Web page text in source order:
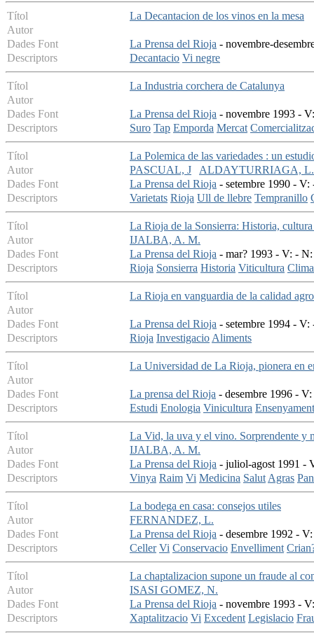
Títol
La Decantacion de los vinos en la mesa
Autor
Dades Font
La Prensa del Rioja - novembre-
Descriptors
Decantacio Vi negre
Títol
La Industria corchera de Catalunya
Autor
Dades Font
La Prensa del Rioja - novembre 1993 -
Descriptors
Suro Tap Emporda Mercat
Títol
La Polemica de las variedades : un
Autor
PASCUAL, J
ALDAYTURRIAGA, L.
Dades Font
La Prensa del Rioja - setembre 1990 -
Descriptors
Varietats Rioja Ull de llebre Tempranillo
Títol
La Rioja de la Sonsierra: Historia,
Autor
IJALBA, A. M.
Dades Font
La Prensa del Rioja - mar? 1993 - V: -
Descriptors
Rioja Sonsierra Historia Viticultura Clima
Títol
La Rioja en vanguardia de la calidad
Autor
Dades Font
La Prensa del Rioja - setembre 1994 -
Descriptors
Rioja InvestigacioAliments
Títol
La Universidad de La Rioja, pionera en
Autor
Dades Font
La prensa del Rioja - desembre 1996 -
Descriptors
Estudi Enologia Vinicultura Ensenyament
Títol
La Vid, la uva y el vino. Sorprendente y
Autor
IJALBA, A. M.
Dades Font
La Prensa del Rioja - juliol-agost 1991 -
Descriptors
Vinya Raim Vi Medicina SalutAgras
Títol
La bodega en casa: consejos utiles
Autor
FERNANDEZ, L.
Dades Font
La Prensa del Rioja - desembre 1992 -
Descriptors
Celler Vi Conservacio Envelliment
Títol
La chaptalizacion supone un fraude al
Autor
ISASI GOMEZ, N.
Dades Font
La Prensa del Rioja - novembre 1993 -
Descriptors
Xaptalitzacio Vi Excedent Legislacio